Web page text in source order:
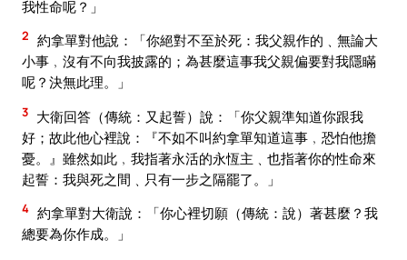
我性命呢？」
2 約拿單對他說：「你絕對不至於死：我父親作的﹑無論大
小事﹐沒有不向我披露的；為甚麼這事我父親偏要對我隱瞞
呢？決無此理。」
3 大衛回答（傳統：又起誓）說：「你父親準知道你跟我
好；故此他心裡說：『不如不叫約拿單知道這事﹐恐怕他擔
憂。』雖然如此﹐我指著永活的永恆主﹑也指著你的性命來
起誓：我與死之間﹑只有一步之隔罷了。」
4 約拿單對大衛說：「你心裡切願（傳統：說）著甚麼？我
總要為你作成。」